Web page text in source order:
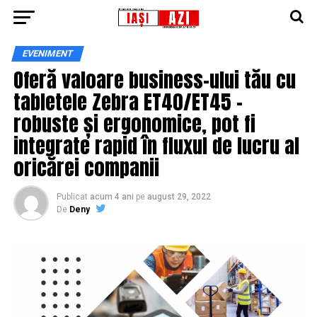
EVENIMENT
Oferă valoare business-ului tău cu
tabletele Zebra ET40/ET45 –
robuste și ergonomice, pot fi
integrate rapid în fluxul de lucru al
oricărei companii
Publicat acum 4 ani pe august 29, 2022
De Deny